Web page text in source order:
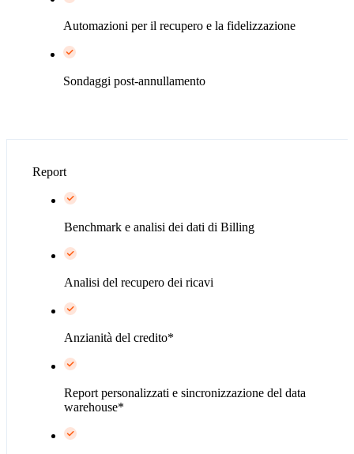
Automazioni per il recupero e la fidelizzazione
Sondaggi post-annullamento
Report
Benchmark e analisi dei dati di Billing
Analisi del recupero dei ricavi
Anzianità del credito*
Report personalizzati e sincronizzazione del data
warehouse*